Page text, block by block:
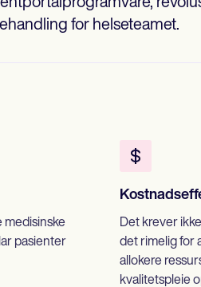
for helseteamet.
medisinske
pasienter
Det krever
det rimelig for
allokere
kvalitetspleie